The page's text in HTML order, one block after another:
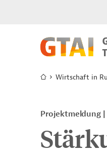
Wirtschaft in
Projektmeldung